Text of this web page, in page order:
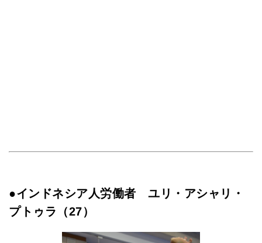
●インドネシア人労働者 ユリ・アシャリ・
プトゥラ（27）